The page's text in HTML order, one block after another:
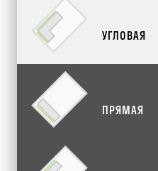
УГЛОВАЯ
ПРЯМАЯ